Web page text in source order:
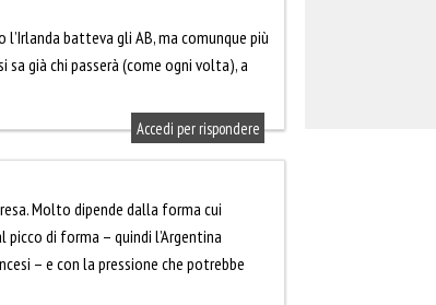
batteva gli AB, ma comunque più
già chi passerà (come ogni volta), a
Accedi per rispondere
Molto dipende dalla forma cui
picco di forma – quindi l’Argentina
– e con la pressione che potrebbe